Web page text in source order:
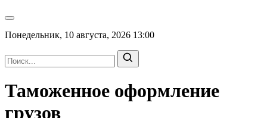
Понедельник, 10 августа, 2026 13:00
Таможенное оформление
грузов